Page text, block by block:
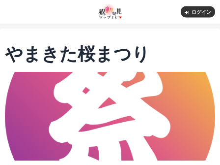
ログイン
やまきた桜まつり